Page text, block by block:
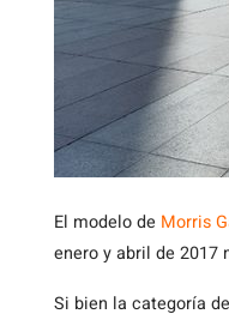
El modelo de Morris
enero y abril de 2017
Si bien la categoría de